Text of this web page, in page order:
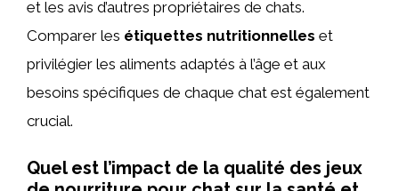
et les avis d’autres propriétaires de chats.
Comparer les étiquettes nutritionnelles et
privilégier les aliments adaptés à l’âge et aux
besoins spécifiques de chaque chat est également
crucial.
Quel est l’impact de la qualité des jeux